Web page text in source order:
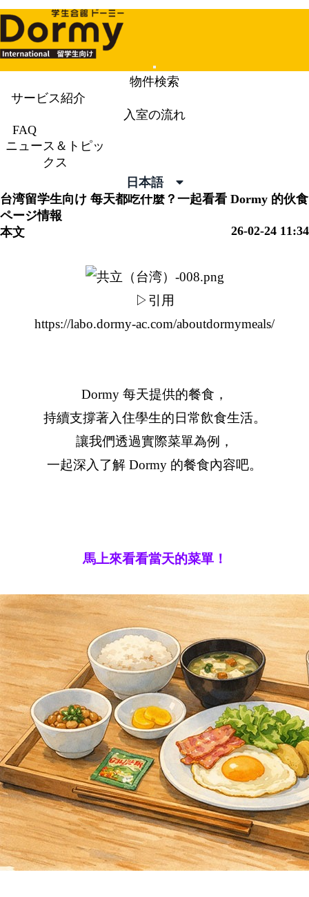
Mobile
Menu
物件検索
サービス紹介
入室の流れ
FAQ
ニュース＆トピッ
クス
日本語
ニュース＆トピックス
台湾留学生向け 每天都吃什麼？一起看看 Dormy 的伙食
ページ情報
26-02-24 11:34
本文
▷引用
https://labo.dormy-ac.com/aboutdormymeals/
Dormy 每天提供的餐食，
持續支撐著入住學生的日常飲食生活。
讓我們透過實際菜單為例，
一起深入了解 Dormy 的餐食內容吧。
馬上來看看當天的菜單！